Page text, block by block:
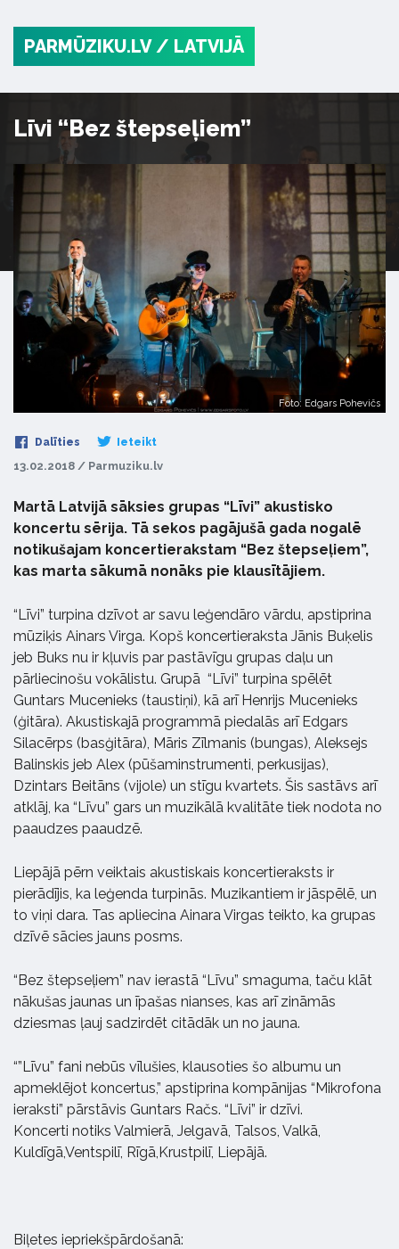
PARMŪZIKU.LV / LATVIJĀ
Līvi “Bez štepseļiem”
Foto: Edgars Pohevičs
Dalīties Ieteikt
13.02.2018 / Parmuziku.lv
Martā Latvijā sāksies grupas “Līvi” akustisko
koncertu sērija. Tā sekos pagājušā gada nogalē
notikušajam koncertierakstam “Bez štepseļiem”,
kas marta sākumā nonāks pie klausītājiem.
“Līvi” turpina dzīvot ar savu leģendāro vārdu, apstiprina
mūziķis Ainars Virga. Kopš koncertieraksta Jānis Buķelis
jeb Buks nu ir kļuvis par pastāvīgu grupas daļu un
pārliecinošu vokālistu. Grupā “Līvi” turpina spēlēt
Guntars Mucenieks (taustiņi), kā arī Henrijs Mucenieks
(ģitāra). Akustiskajā programmā piedalās arī Edgars
Silacērps (basģitāra), Māris Zīlmanis (bungas), Aleksejs
Balinskis jeb Alex (pūšaminstrumenti, perkusijas),
Dzintars Beitāns (vijole) un stīgu kvartets. Šis sastāvs arī
atklāj, ka “Līvu” gars un muzikālā kvalitāte tiek nodota no
paaudzes paaudzē.
Liepājā pērn veiktais akustiskais koncertieraksts ir
pierādījis, ka leģenda turpinās. Muzikantiem ir jāspēlē, un
to viņi dara. Tas apliecina Ainara Virgas teikto, ka grupas
dzīvē sācies jauns posms.
“Bez štepseļiem” nav ierastā “Līvu” smaguma, taču klāt
nākušas jaunas un īpašas nianses, kas arī zināmās
dziesmas ļauj sadzirdēt citādāk un no jauna.
“”Līvu” fani nebūs vīlušies, klausoties šo albumu un
apmeklējot koncertus,” apstiprina kompānijas “Mikrofona
ieraksti” pārstāvis Guntars Račs. “Līvi” ir dzīvi.
Koncerti notiks Valmierā, Jelgavā, Talsos, Valkā,
Kuldīgā,Ventspilī, Rīgā,Krustpilī, Liepājā.
Biļetes iepriekšpārdošanā: